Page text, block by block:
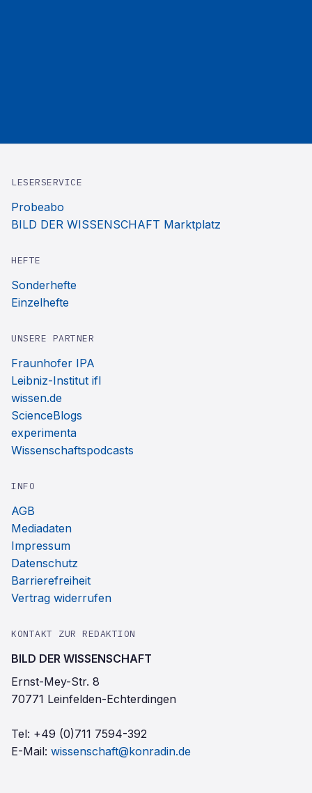
LESERSERVICE
Probeabo
BILD DER WISSENSCHAFT Marktplatz
HEFTE
Sonderhefte
Einzelhefte
UNSERE PARTNER
Fraunhofer IPA
Leibniz-Institut ifl
wissen.de
ScienceBlogs
experimenta
Wissenschaftspodcasts
INFO
AGB
Mediadaten
Impressum
Datenschutz
Barrierefreiheit
Vertrag widerrufen
KONTAKT ZUR REDAKTION
BILD DER WISSENSCHAFT
Ernst-Mey-Str. 8
70771 Leinfelden-Echterdingen
Tel: +49 (0)711 7594-392
E-Mail: wissenschaft@konradin.de